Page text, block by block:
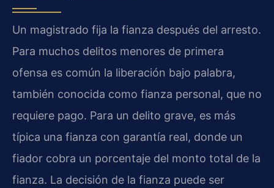
Un magistrado fija la fianza después del arresto.
Para muchos delitos menores de primera
ofensa es común la liberación bajo palabra,
también conocida como fianza personal, que no
requiere pago. Para un delito grave, es más
típica una fianza con garantía real, donde un
fiador cobra un porcentaje del monto total de la
fianza. La decisión de la fianza puede ser